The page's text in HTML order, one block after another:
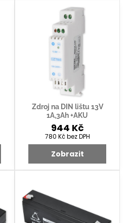
Zdroj na DIN lištu 13V
1A,3Ah +AKU
944 Kč
780 Kčbez DPH
Zobrazit